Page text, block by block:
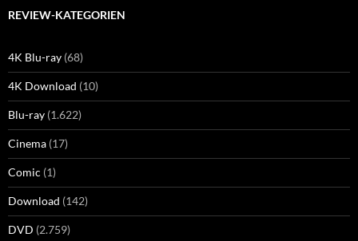
REVIEW-KATEGORIEN
4K Blu-ray (68)
4K Download (10)
Blu-ray (1.622)
Cinema (17)
Comic (1)
Download (142)
DVD (2.759)